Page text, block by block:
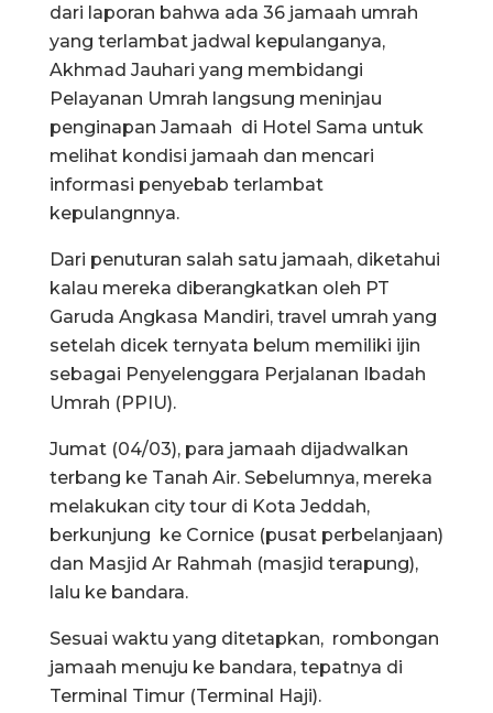
dari laporan bahwa ada 36 jamaah umrah
yang terlambat jadwal kepulanganya,
Akhmad Jauhari yang membidangi
Pelayanan Umrah langsung meninjau
penginapan Jamaah di Hotel Sama untuk
melihat kondisi jamaah dan mencari
informasi penyebab terlambat
kepulangnnya.
Dari penuturan salah satu jamaah, diketahui
kalau mereka diberangkatkan oleh PT
Garuda Angkasa Mandiri, travel umrah yang
setelah dicek ternyata belum memiliki ijin
sebagai Penyelenggara Perjalanan Ibadah
Umrah (PPIU).
Jumat (04/03), para jamaah dijadwalkan
terbang ke Tanah Air. Sebelumnya, mereka
melakukan city tour di Kota Jeddah,
berkunjung ke Cornice (pusat perbelanjaan)
dan Masjid Ar Rahmah (masjid terapung),
lalu ke bandara.
Sesuai waktu yang ditetapkan, rombongan
jamaah menuju ke bandara, tepatnya di
Terminal Timur (Terminal Haji).